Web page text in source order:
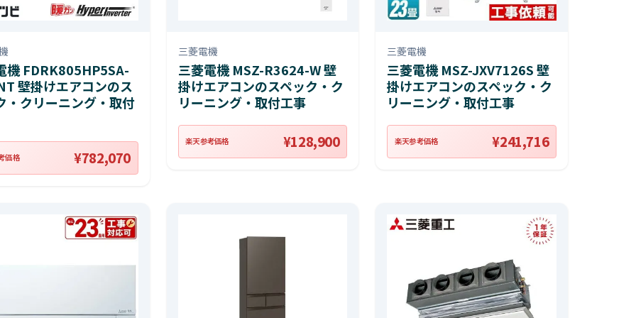
機 FDRK805HP5SA-
壁掛けエアコンのス
・クリーニング・取付
価格 ¥782,070
三菱電機
三菱電機 MSZ-R3624-W 壁
掛けエアコンのスペック・ク
リーニング・取付工事
楽天参考価格 ¥128,900
三菱電機
三菱電機 MSZ-JXV7126S 壁
掛けエアコンのスペック・ク
リーニング・取付工事
楽天参考価格 ¥241,716